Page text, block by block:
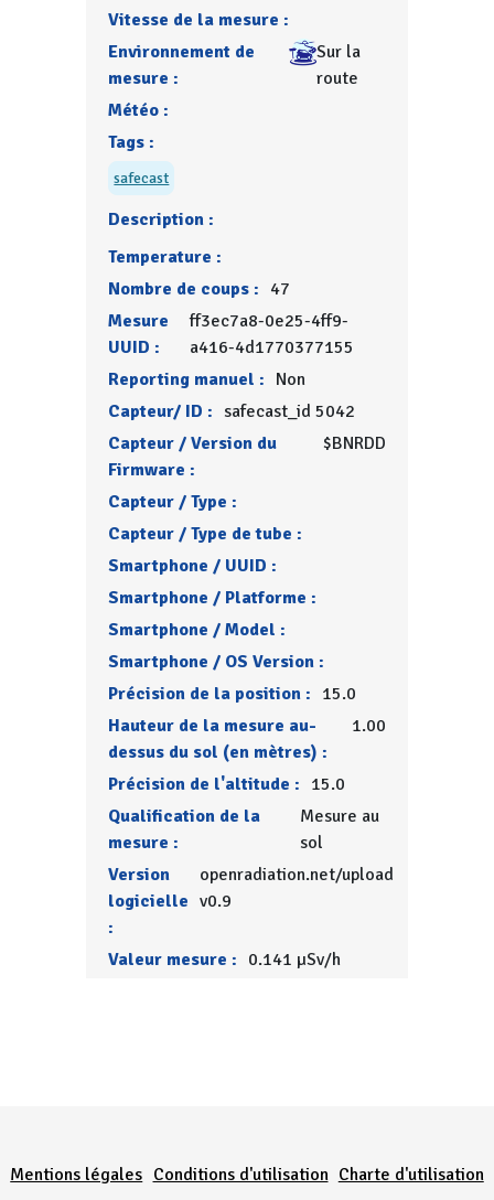
Vitesse de la mesure :
Environnement de
mesure :
Sur la
route
Météo :
Tags :
safecast
Description :
Temperature :
Nombre de coups : 47
Mesure
UUID :
ff3ec7a8-0e25-4ff9-
a416-4d1770377155
Reporting manuel : Non
Capteur/ ID : safecast_id 5042
Capteur / Version du
Firmware :
$BNRDD
Capteur / Type :
Capteur / Type de tube :
Smartphone / UUID :
Smartphone / Platforme :
Smartphone / Model :
Smartphone / OS Version :
Précision de la position : 15.0
Hauteur de la mesure au-
dessus du sol (en mètres) :
1.00
Précision de l'altitude : 15.0
Qualification de la
mesure :
Mesure au
sol
Version
logicielle
:
openradiation.net/upload
v0.9
Valeur mesure : 0.141 µSv/h
Mentions légales Conditions d'utilisation Charte d'utilisation